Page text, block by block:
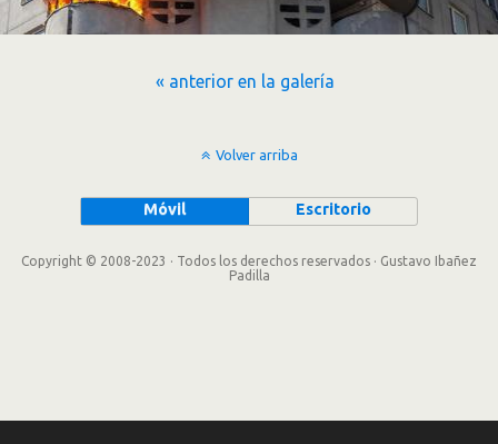
« anterior en la galería
Volver arriba
Móvil Escritorio
Copyright © 2008-2023 · Todos los derechos reservados · Gustavo Ibañez
Padilla